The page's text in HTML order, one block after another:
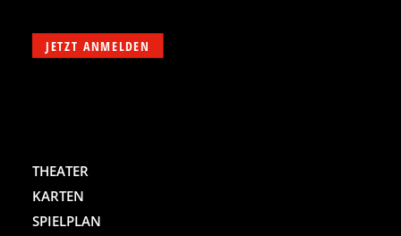
JETZT ANMELDEN
THEATER
KARTEN
SPIELPLAN